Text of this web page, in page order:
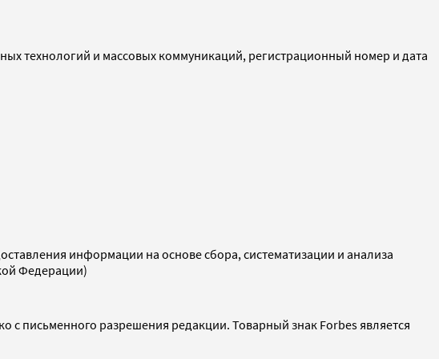
технологий и массовых коммуникаций, регистрационный номер и дата
информации на основе сбора, систематизации и анализа
Федерации)
письменного разрешения редакции. Товарный знак Forbes является